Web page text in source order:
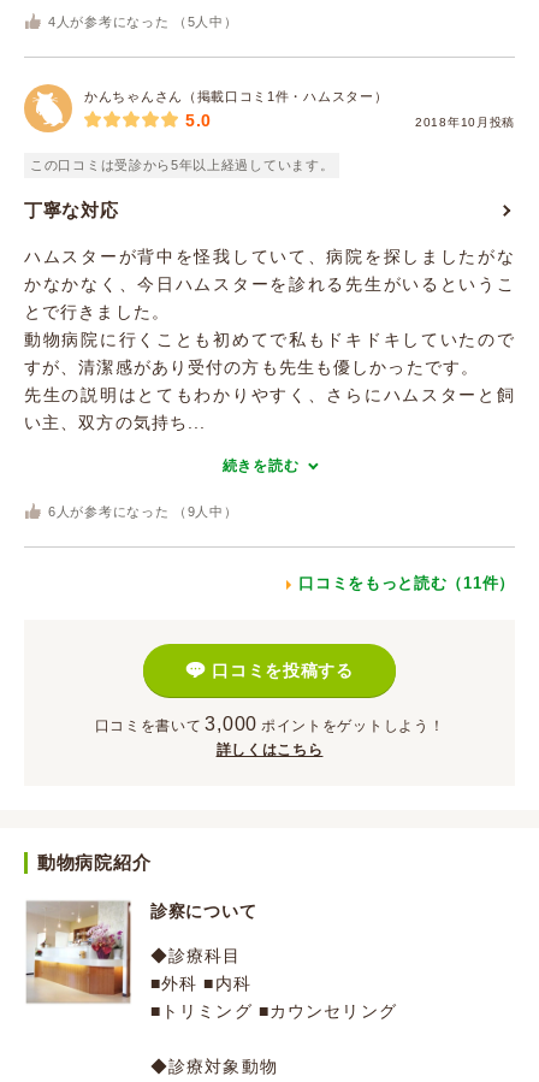
4 人が参考になった （ 5 人中）
かんちゃんさん（掲載口コミ1件・ハムスター）
2018年10月投稿
5.0
この口コミは受診から5年以上経過しています。
丁寧な対応
ハムスターが背中を怪我していて、病院を探しましたがな
かなかなく、今日ハムスターを診れる先生がいるというこ
とで行きました。
動物病院に行くことも初めてで私もドキドキしていたので
すが、清潔感があり受付の方も先生も優しかったです。
先生の説明はとてもわかりやすく、さらにハムスターと飼
い主、双方の気持ち...
続きを読む
6 人が参考になった （ 9 人中）
口コミをもっと読む（11件）
口コミを投稿する
口コミを書いて 3,000 ポイント をゲットしよう！
詳しくはこちら
動物病院紹介
診察について
◆診療科目
■外科 ■内科
■トリミング ■カウンセリング
◆診療対象動物